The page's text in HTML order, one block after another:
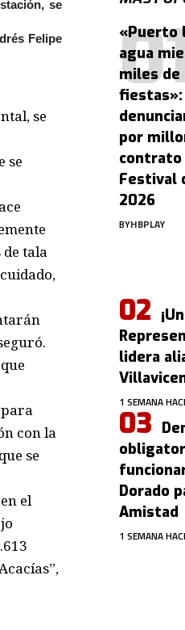
se
Felipe
se
se
tala
con la
se
el
«Puerto
agua
miles de
por
contrato
Festival
2026
BYHBPLAY
lidera
1 SEMANA
Dorado
Amistad
1 SEMANA